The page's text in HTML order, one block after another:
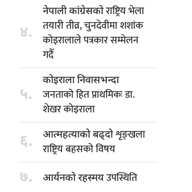
४.
नेपाली कांग्रेसकोराष्ट्रिय भेला
तयारी तीव्र, चुनदेवीमा शशांक
कोइरालाले पत्रकार सम्मेलन
गदैँ
५.
कोइराला निवासभन्दा
जनताको हित प्राथमिकः डा.
शेखर कोइराला
६. आत्महत्याको बढ्दोशृङ्खला
राष्ट्रिय बहसको विषय
७. आर्यनको रहस्मयउपस्थिति